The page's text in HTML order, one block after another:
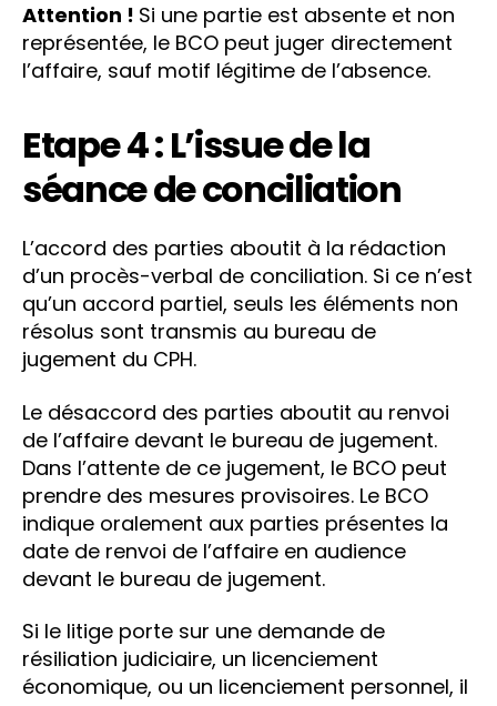
Attention ! Si une partie est absente et non
représentée, le BCO peut juger directement
l’affaire, sauf motif légitime de l’absence.
Etape 4 : L’issue de la
séance de conciliation
L’accord des parties aboutit à la rédaction
d’un procès-verbal de conciliation. Si ce n’est
qu’un accord partiel, seuls les éléments non
résolus sont transmis au bureau de
jugement du CPH.
Le désaccord des parties aboutit au renvoi
de l’affaire devant le bureau de jugement.
Dans l’attente de ce jugement, le BCO peut
prendre des mesures provisoires. Le BCO
indique oralement aux parties présentes la
date de renvoi de l’affaire en audience
devant le bureau de jugement.
Si le litige porte sur une demande de
résiliation judiciaire, un licenciement
économique, ou un licenciement personnel, il